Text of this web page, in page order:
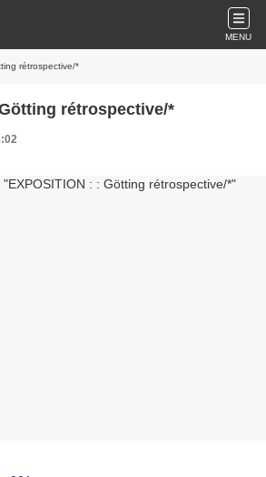
MENU
rétrospective/*
rétrospective/*